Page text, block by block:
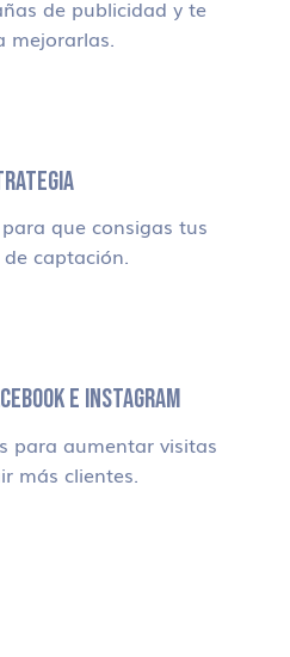
de publicidad y te
mejorarlas.
que consigas tus
captación.
E INSTAGRAM
para aumentar visitas
más clientes.